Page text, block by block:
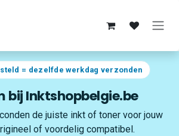
= dezelfde werkdag verzonden
bij Inktshopbelgie.be
de juiste inkt of toner voor jouw
of voordelig compatibel.